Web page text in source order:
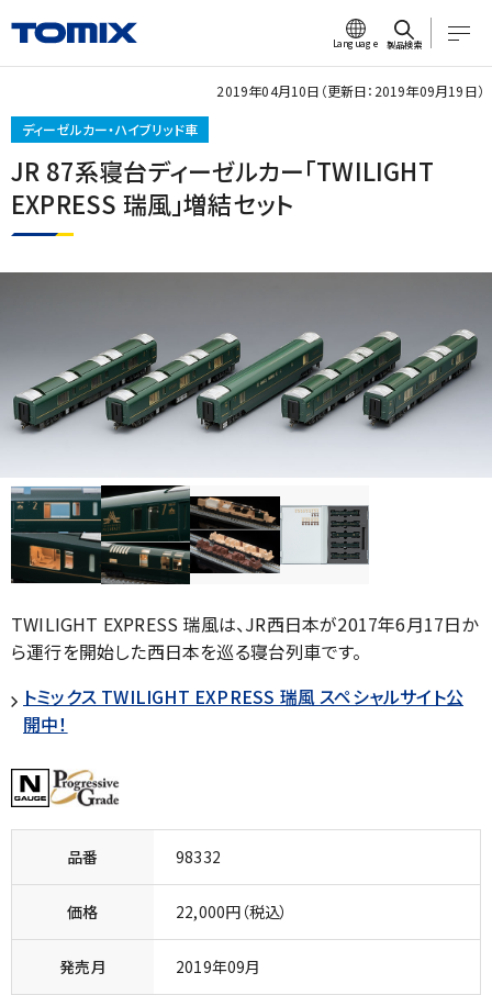
Language 製品検索
ディーゼルカー・ハイブリッド車
JR 87系寝台ディーゼルカー「TWILIGHT
EXPRESS 瑞風」増結セット
2019年04月10日（更新日：2019年09月19日）
TWILIGHT EXPRESS 瑞風は、JR西日本が2017年6月17日か
ら運行を開始した西日本を巡る寝台列車です。
トミックス TWILIGHT EXPRESS 瑞風 スペシャルサイト公
開中！
品番 98332
価格 22,000円（税込）
発売月 2019年09月